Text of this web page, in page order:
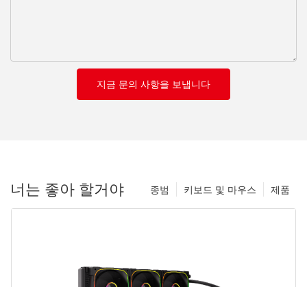
지금 문의 사항을 보냅니다
너는 좋아 할거야 제품
키보드 및 마우스
종범